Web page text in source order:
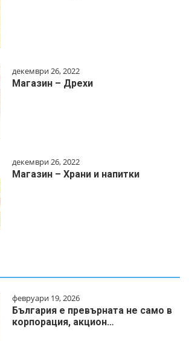
декември 26, 2022
Магазин – Дрехи
декември 26, 2022
Магазин – Храни и напитки
февруари 19, 2026
България е превърната не само в
корпорация, акцион…